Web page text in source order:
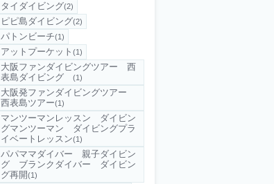
タイダイビング(2)
ピピ島ダイビング(2)
パトンビーチ(1)
アットプーケット (1)
大阪ファンダイビングツアー 西
表島ダイビング
(1)
大阪発ファンダイビングツアー
西表島ツアー(1)
マンツーマンレッスン ダイビン
グマンツーマン ダイビングプラ
イベートレッスン(1)
パパママダイバー 親子ダイビン
グ ブランクダイバー ダイビン
グ再開(1)